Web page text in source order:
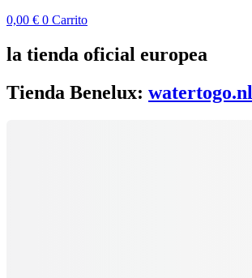
0,00 € 0 Carrito
la tienda oficial europea
Tienda Benelux: watertogo.nl